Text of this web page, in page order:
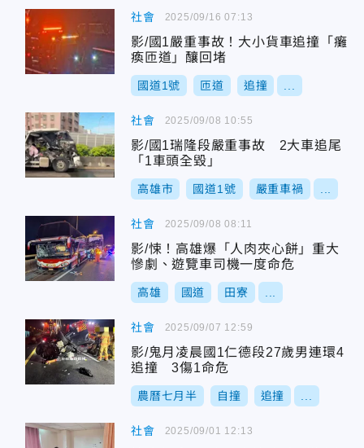
社會
影/國1嚴重事故！大小貨車追撞「癱
瘓匝道」釀回堵
國道1號 匝道 追撞
2025/09/16 07:13
社會
影/國1瑞隆段嚴重事故 2大車追尾
「1車頭全毀」
高雄市 國道1號 嚴重車禍
2025/09/08 10:55
社會
影/悚！高雄爆「人肉夾心餅」重大
慘劇、遊覽車司機一度命危
高雄 國道 田寮
2025/09/08 08:11
社會
影/鬼月凌晨國1仁德段27歲男連環4
追撞 3傷1命危
農曆七月半 自撞 追撞
2025/09/07 12:59
社會 2025/09/01 12:13